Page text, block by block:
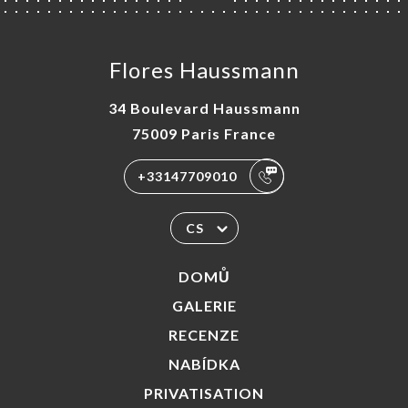
Flores Haussmann
34 Boulevard Haussmann
75009 Paris France
+33147709010
CS
DOMŮ
GALERIE
RECENZE
NABÍDKA
PRIVATISATION